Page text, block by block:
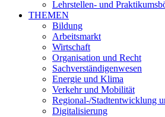
Lehrstellen- und
THEMEN
Bildung
Arbeitsmarkt
Wirtschaft
Organisation und Recht
Sachverständigenwesen
Energie und Klima
Verkehr und Mobilität
Regional-/Stadtentwicklung
Digitalisierung